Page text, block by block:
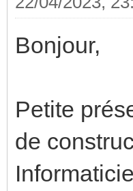
Bonjour,
Petite
de